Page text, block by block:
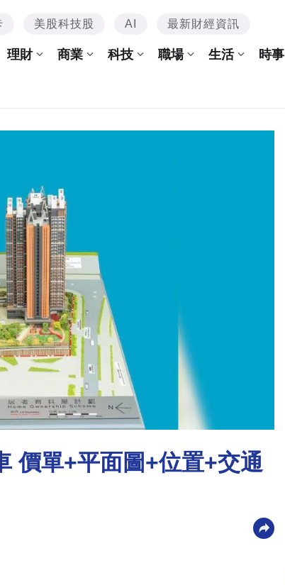
美股科技股 AI 最新財經資訊
理財 商業 科技 職場 生活 時事
價單+平面圖+位置+交通